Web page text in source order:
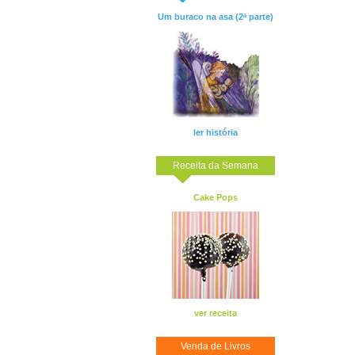
Um buraco na asa (2ª parte)
ler história
Receita da Semana
Cake Pops
ver receita
Venda de Livros